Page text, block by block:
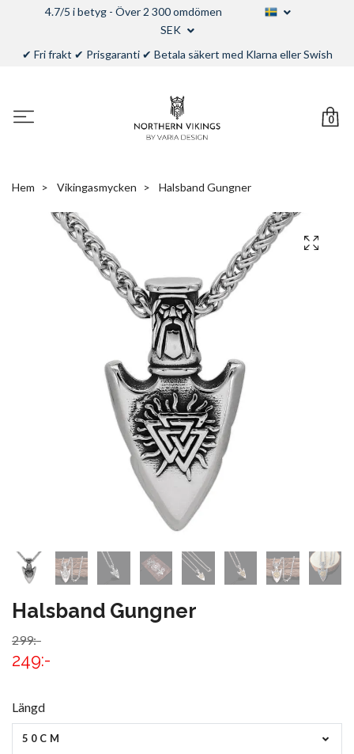
4.7/5 i betyg - Över 2 300 omdömen
SEK
✔ Fri frakt ✔ Prisgaranti ✔ Betala säkert med Klarna eller Swish
0
Hem Vikingasmycken Halsband Gungner
Halsband Gungner
299:-
249:-
Längd
50CM